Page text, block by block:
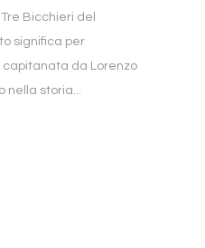
Bicchieri del
significa per
da Lorenzo
nella storia...